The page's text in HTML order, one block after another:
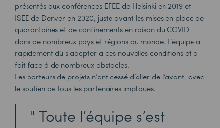
présentés aux conférences EFEE de Helsinki en 2019 et
ISEE de Denver en 2020, juste avant les mises en place de
quarantaines et de confinements en raison du COVID
dans de nombreux pays et régions du monde. L’équipe a
rapidement dû s’adapter à ces nouvelles conditions et a
fait face à de nombreux obstacles.
Les porteurs de projets n’ont cessé d’allerde l’avant, avec
le soutien de tous les partenaires impliqués.
Toute l’équipe s’est